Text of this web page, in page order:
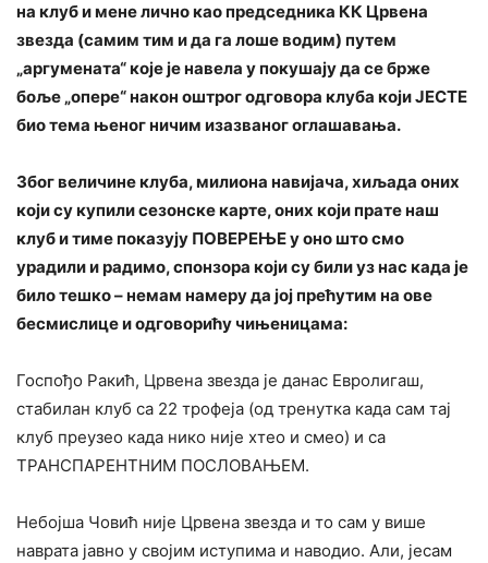
на клуб и мене лично као председника КК Црвена
звезда (самим тим и да га лоше водим) путем
„аргумената“ које је навела у покушају да се брже
боље „опере“ након оштрог одговора клуба који ЈЕСТЕ
био тема њеног ничим изазваног оглашавања.
Због величине клуба, милиона навијача, хиљада оних
који су купили сезонске карте, оних који прате наш
клуб и тиме показују ПОВЕРЕЊЕ у оно што смо
урадили и радимо, спонзора који су били уз нас када је
било тешко – немам намеру да јој прећутим на ове
бесмислице и одговорићу чињеницама:
Госпођо Ракић, Црвена звезда је данас Евролигаш,
стабилан клуб са 22 трофеја (од тренутка када сам тај
клуб преузео када нико није хтео и смео) и са
ТРАНСПАРЕНТНИМ ПОСЛОВАЊЕМ.
Небојша Човић није Црвена звезда и то сам у више
наврата јавно у својим иступима и наводио. Али, јесам